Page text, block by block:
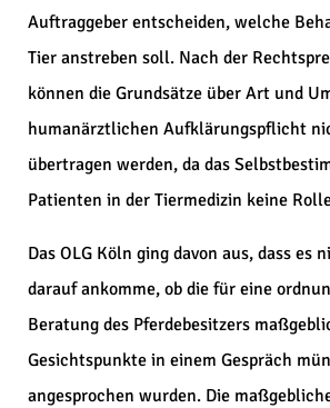
Auftraggeber entscheiden, welche
Tier anstreben soll. Nach der
können die Grundsätze über Art und
humanärztlichen Aufklärungspflicht
übertragen werden, da das
Patienten in der Tiermedizin keine
Das OLG Köln ging davon aus, dass es
darauf ankomme, ob die für eine
Beratung des Pferdebesitzers
Gesichtspunkte in einem Gespräch
angesprochen wurden. Die